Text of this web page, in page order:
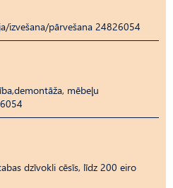
izvešana/pārvešana 24826054
mēbeļu
dzīvokli cēsīs, līdz 200 eiro